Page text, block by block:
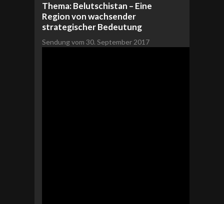
Thema: Belutschistan – Eine
Region von wachsender
strategischer Bedeutung
Sendung vom 30. September 2017